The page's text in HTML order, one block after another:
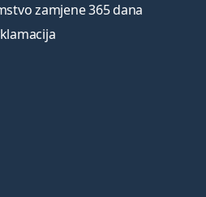
zamjene 365 dana